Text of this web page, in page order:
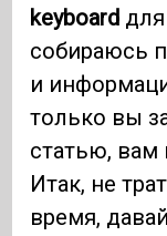
keyboard
собираюсь
и
только вы
статью, вам
Итак, не
время,